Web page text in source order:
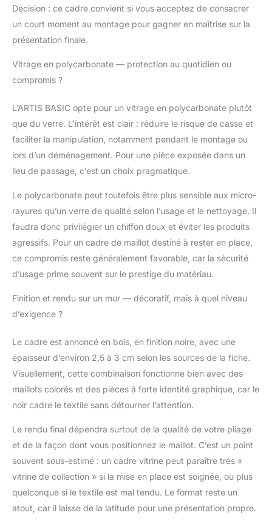
Décision : ce cadre convient si vous acceptez de consacrer
un court moment au montage pour gagner en maîtrise sur la
présentation finale.
Vitrage en polycarbonate — protection au quotidien ou
compromis ?
L’ARTIS BASIC opte pour un vitrage en polycarbonate plutôt
que du verre. L’intérêt est clair : réduire le risque de casse et
faciliter la manipulation, notamment pendant le montage ou
lors d’un déménagement. Pour une pièce exposée dans un
lieu de passage, c’est un choix pragmatique.
Le polycarbonate peut toutefois être plus sensible aux micro-
rayures qu’un verre de qualité selon l’usage et le nettoyage. Il
faudra donc privilégier un chiffon doux et éviter les produits
agressifs. Pour un cadre de maillot destiné à rester en place,
ce compromis reste généralement favorable, car la sécurité
d’usage prime souvent sur le prestige du matériau.
Finition et rendu sur un mur — décoratif, mais à quel niveau
d’exigence ?
Le cadre est annoncé en bois, en finition noire, avec une
épaisseur d’environ 2,5 à 3 cm selon les sources de la fiche.
Visuellement, cette combinaison fonctionne bien avec des
maillots colorés et des pièces à forte identité graphique, car le
noir cadre le textile sans détourner l’attention.
Le rendu final dépendra surtout de la qualité de votre pliage
et de la façon dont vous positionnez le maillot. C’est un point
souvent sous-estimé : un cadre vitrine peut paraître très «
vitrine de collection » si la mise en place est soignée, ou plus
quelconque si le textile est mal tendu. Le format reste un
atout, car il laisse de la latitude pour une présentation propre.